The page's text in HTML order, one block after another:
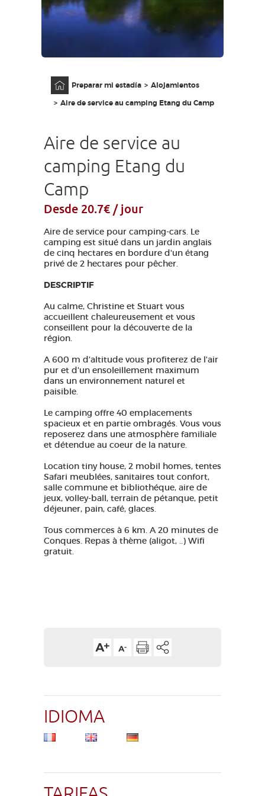
ES
Preparar mi estadía
Alojamientos
Aire de service au camping Etang du Camp
Aire de service au
camping Etang du
Camp
Desde 20.7€ / jour
Aire de service pour camping-cars. Le
camping est situé dans un jardin anglais
de cinq hectares en bordure d'un étang
privé de 2 hectares pour pêcher.
DESCRIPTIF
Au calme, Christine et Stuart vous
accueillent chaleureusement et vous
conseillent pour la découverte de la
région.
A 600 m d'altitude vous profiterez de l'air
pur et d'un ensoleillement maximum
dans un environnement naturel et
paisible.
Le camping offre 40 emplacements
spacieux et en partie ombragés. Vous vous
reposerez dans une atmosphère familiale
et détendue au coeur de la nature.
Location tiny house, 2 mobil homes, tentes
Safari meublées, sanitaires tout confort,
salle commune et bibliothéque, aire de
jeux, volley-ball, terrain de pétanque, petit
déjeuner, pain, café, glaces.
Tous commerces à 6 km. A 20 minutes de
Conques. Repas à thème (aligot, ..) Wifi
gratuit.
IDIOMA